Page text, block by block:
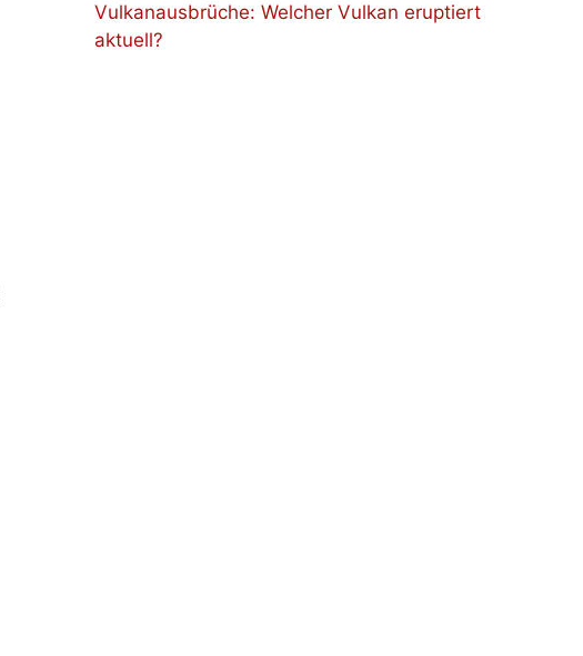
Vulkanausbrüche: Welcher Vulkan eruptiert
aktuell?